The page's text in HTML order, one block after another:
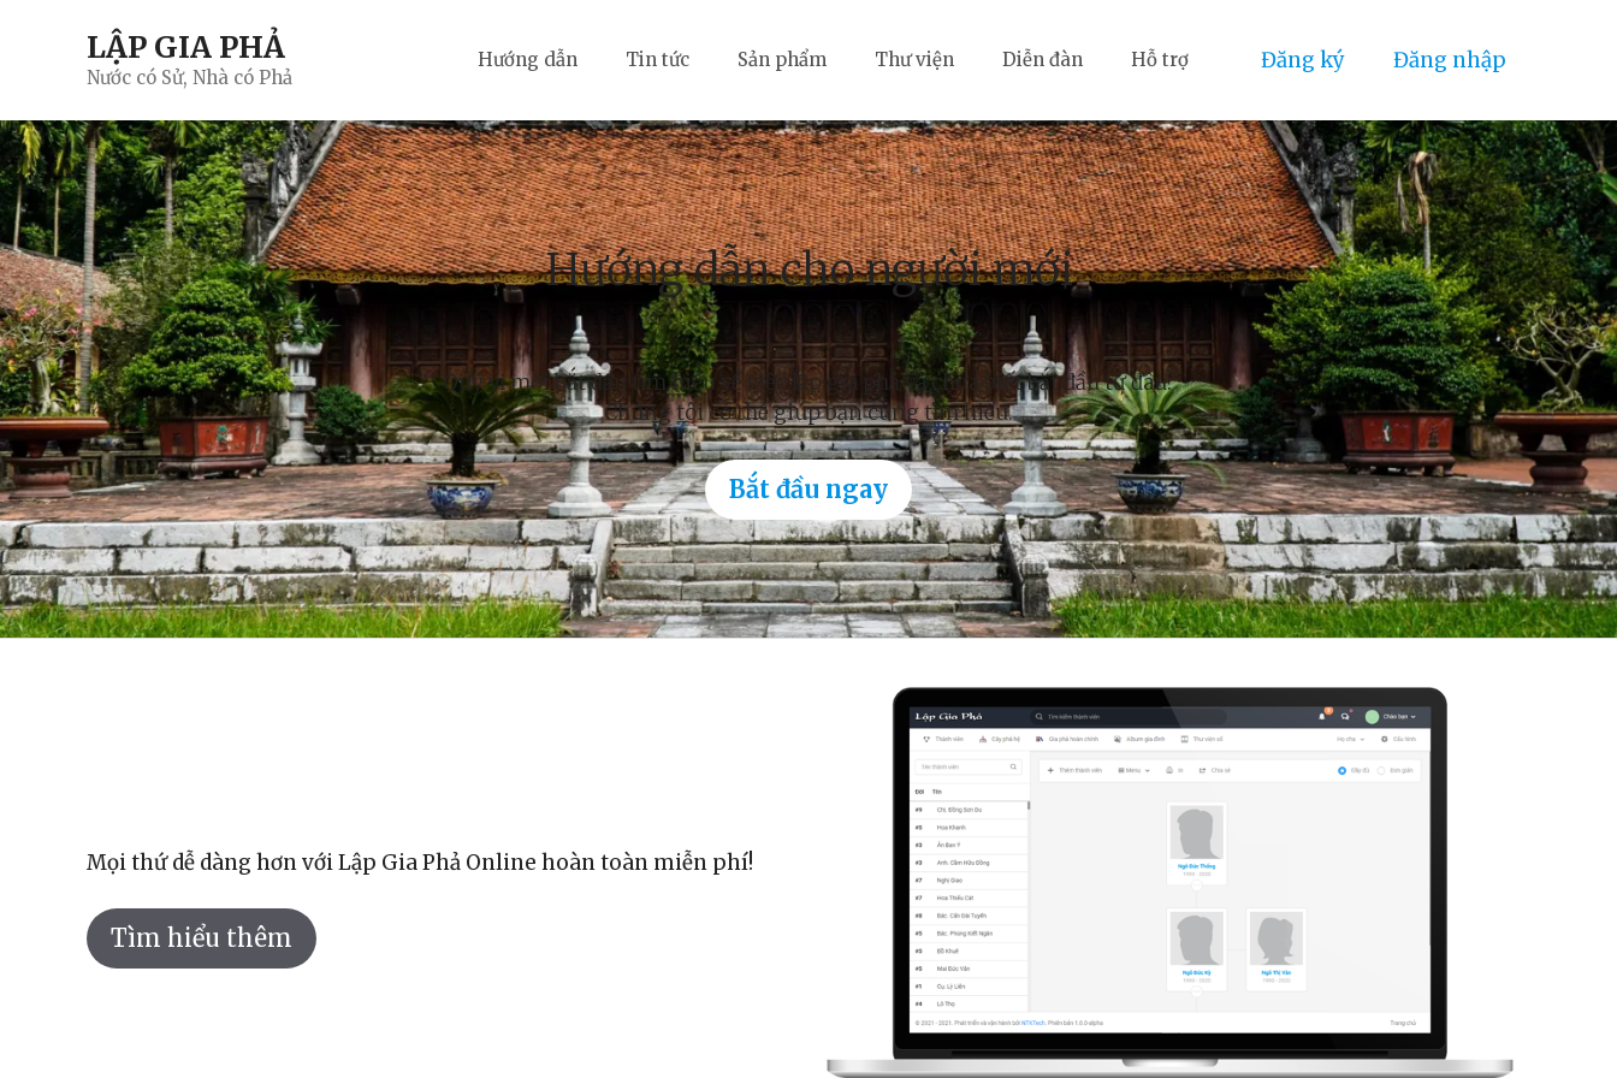
LẬP GIA PHẢ
Nước có Sử, Nhà có Phả
Hướng dẫn Tin tức Sản phẩm Thư viện Diễn đàn Hỗ trợ Đăng ký Đăng nhập
Hướng dẫn cho người mới
Quý vị mới bắt đầu tìm hiểu về việc lập gia phả và chưa biết bắt đầu từ đâu?
Chúng tôi có thể giúp bạn cùng tìm hiểu.
Bắt đầu ngay
Mọi thứ dễ dàng hơn với Lập Gia Phả Online hoàn toàn miễn phí!
Tìm hiểu thêm